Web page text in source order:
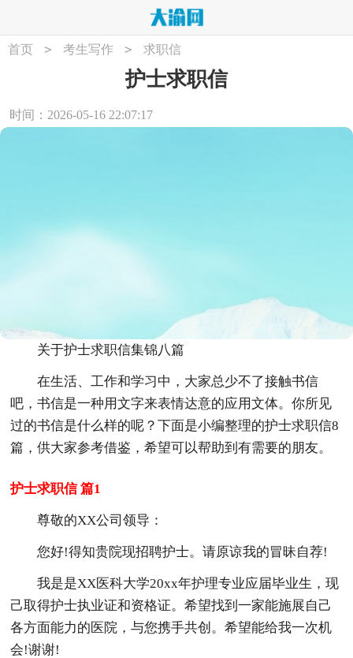
首页 > 考生写作 > 求职信
护士求职信
时间：2026-05-16 22:07:17
关于护士求职信集锦八篇
在生活、工作和学习中，大家总少不了接触书信
吧，书信是一种用文字来表情达意的应用文体。你所见
过的书信是什么样的呢？下面是小编整理的护士求职信8
篇，供大家参考借鉴，希望可以帮助到有需要的朋友。
护士求职信 篇1
尊敬的XX公司领导：
您好!得知贵院现招聘护士。请原谅我的冒昧自荐!
我是是XX医科大学20xx年护理专业应届毕业生，现
己取得护士执业证和资格证。希望找到一家能施展自己
各方面能力的医院，与您携手共创。希望能给我一次机
会!谢谢!